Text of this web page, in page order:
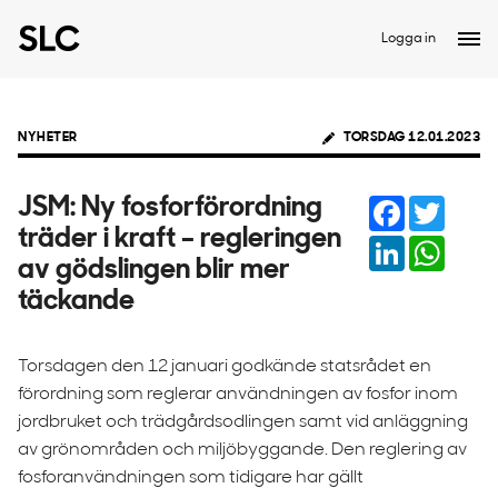
Logga in
NYHETER TORSDAG 12.01.2023
JSM: Ny fosforförordning
träder i kraft – regleringen
av gödslingen blir mer
täckande
Facebook
LinkedIn
Torsdagen den 12 januari godkände statsrådet en
förordning som reglerar användningen av fosfor inom
jordbruket och trädgårdsodlingen samt vid anläggning
av grönområden och miljöbyggande. Den reglering av
fosforanvändningen som tidigare har gällt